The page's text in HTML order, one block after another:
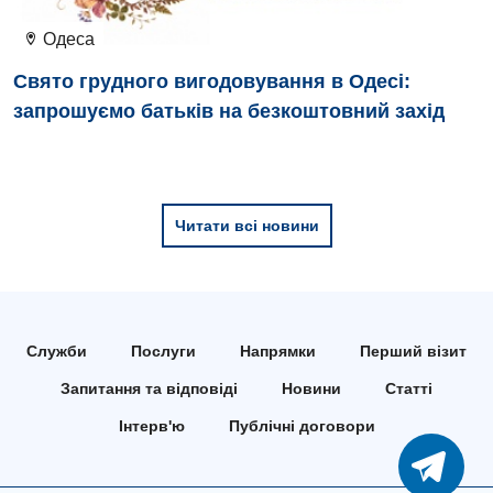
Кардіологія
Мамологія
Педіатричне відділення
Одеса
Свято грудного вигодовування в Одесі:
запрошуємо батьків на безкоштовний захід
Читати всі новини
Служби Послуги Напрямки Перший візит
Запитання та відповіді Новини Статті
Інтерв'ю Публічні договори